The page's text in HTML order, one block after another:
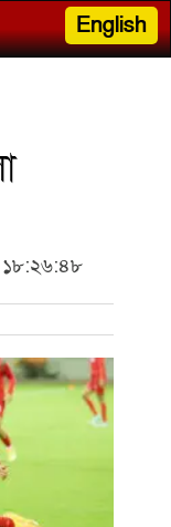
English
১৮:২৬:৪৮